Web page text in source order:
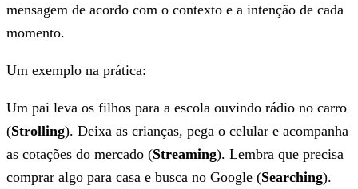
mensagem de acordo com o contexto e a intenção de cada
momento.
Um exemplo na prática:
Um pai leva os filhos para a escola ouvindo rádio no carro
(Strolling). Deixa as crianças, pega o celular e acompanha
as cotações do mercado (Streaming). Lembra que precisa
comprar algo para casa e busca no Google (Searching).